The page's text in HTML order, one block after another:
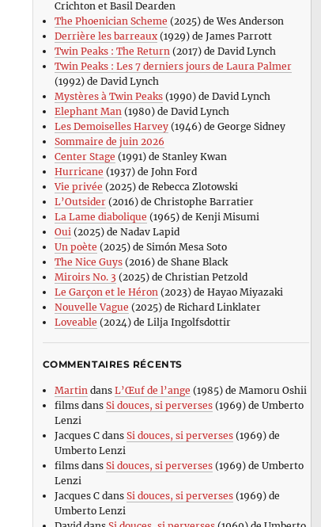
Crichton et Basil Dearden
The Phoenician Scheme (2025) de Wes Anderson
Derrière les barreaux(1929) de James Parrott
Twin Peaks : The Return(2017) de David Lynch
Twin Peaks : Les 7 derniers jours de Laura Palmer
(1992) de David Lynch
Mystères à Twin Peaks(1990) de David Lynch
Elephant Man(1980) de David Lynch
Les Demoiselles Harvey(1946) de George Sidney
Sommaire de juin 2026
Center Stage (1991) de Stanley Kwan
Hurricane (1937) de John Ford
Vie privée (2025) de Rebecca Zlotowski
L’Outsider(2016) de Christophe Barratier
La Lame diabolique (1965) de Kenji Misumi
Oui(2025) de Nadav Lapid
Un poète (2025) de Simón Mesa Soto
The Nice Guys(2016) de Shane Black
Miroirs No. 3 (2025) de Christian Petzold
Le Garçon et le Héron(2023) de Hayao Miyazaki
Nouvelle Vague (2025) de Richard Linklater
Loveable (2024) de Lilja Ingolfsdottir
COMMENTAIRES RÉCENTS
Martin dans L’Œuf de l’ange (1985) de Mamoru Oshii
filmsdans Si douces, si perverses(1969) de Umberto
Lenzi
Jacques Cdans Si douces, si perverses(1969) de
Umberto Lenzi
filmsdans Si douces, si perverses(1969) de Umberto
Lenzi
Jacques Cdans Si douces, si perverses(1969) de
Umberto Lenzi